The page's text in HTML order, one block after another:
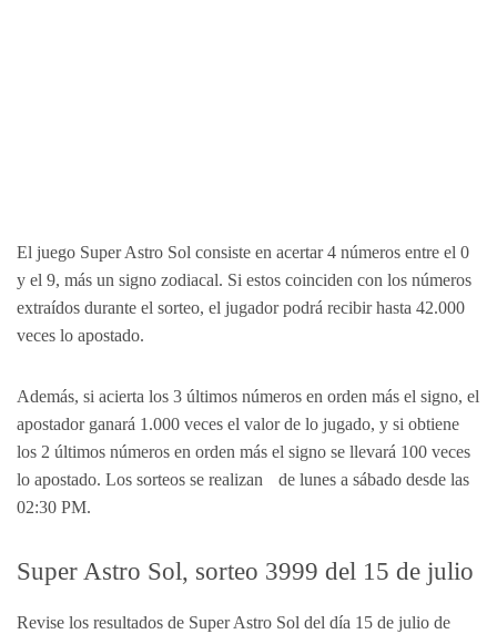
El juego Super Astro Sol consiste en acertar 4 números entre el 0
y el 9, más un signo zodiacal. Si estos coinciden con los números
extraídos durante el sorteo, el jugador podrá recibir hasta 42.000
veces lo apostado.
Además, si acierta los 3 últimos números en orden más el signo, el
apostador ganará 1.000 veces el valor de lo jugado, y si obtiene
los 2 últimos números en orden más el signo se llevará 100 veces
lo apostado. Los sorteos se realizan de lunes a sábado desde las
02:30 PM.
Super Astro Sol, sorteo 3999 del 15 de julio
Revise los resultados de Super Astro Sol del día 15 de julio de